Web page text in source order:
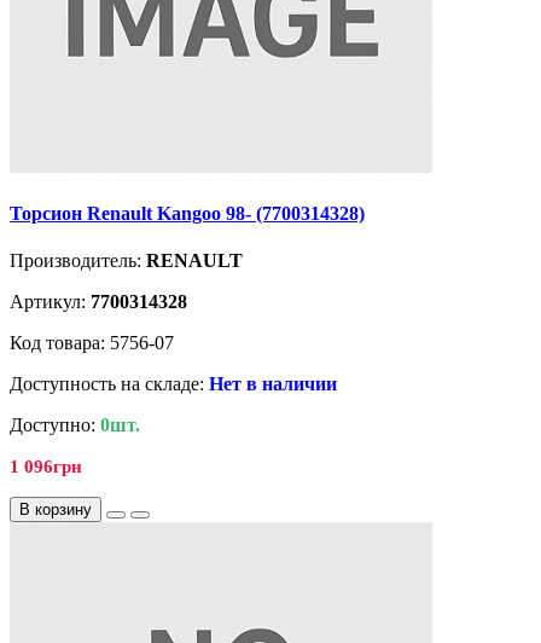
Торсион Renault Kangoo 98- (7700314328)
Производитель: RENAULT
Артикул: 7700314328
Код товара: 5756-07
Доступность на складе: Нет в наличии
Доступно: 0шт.
1 096грн
В корзину